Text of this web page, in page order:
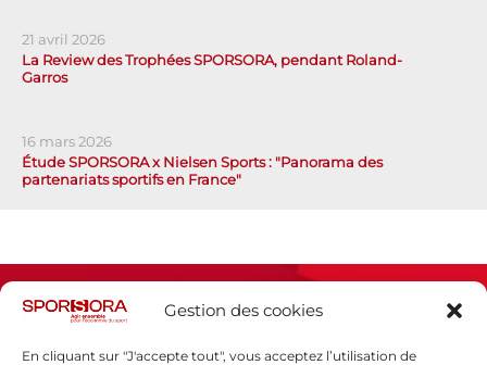
Gestion des cookies
En cliquant sur "J'accepte tout", vous acceptez l’utilisation de
21 avril 2026
La Review des Trophées SPORSORA, pendant Roland-
Garros
16 mars 2026
Étude SPORSORA x Nielsen Sports : "Panorama des
partenariats sportifs en France"